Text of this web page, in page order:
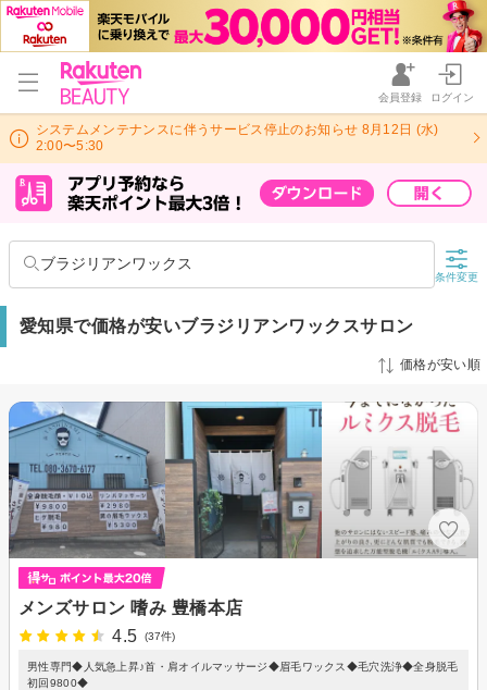
会員登録 ログイン
システムメンテナンスに伴うサービス停止のお知らせ 8月12日 (水)
2:00〜5:30
ブラジリアンワックス
条件変更
愛知県で価格が安いブラジリアンワックスサロン
価格が安い順
メンズサロン 嗜み 豊橋本店
4.5
(37件)
男性専門◆人気急上昇♪首・肩オイルマッサージ◆眉毛ワックス◆毛穴洗浄◆全身脱毛
初回9800◆